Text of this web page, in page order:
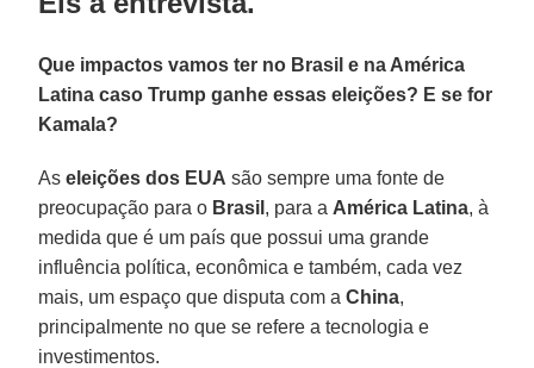
Que impactos vamos ter no Brasil e na América
Latina caso Trump ganhe essas eleições? E se for
Kamala?
Aseleições dos EUA são sempre uma fonte de
preocupação para o Brasil , para a América Latina, à
medida que é um país que possui uma grande
influência política, econômica e também, cada vez
mais, um espaço que disputa com aChina,
principalmente no que se refere a tecnologia e
investimentos.